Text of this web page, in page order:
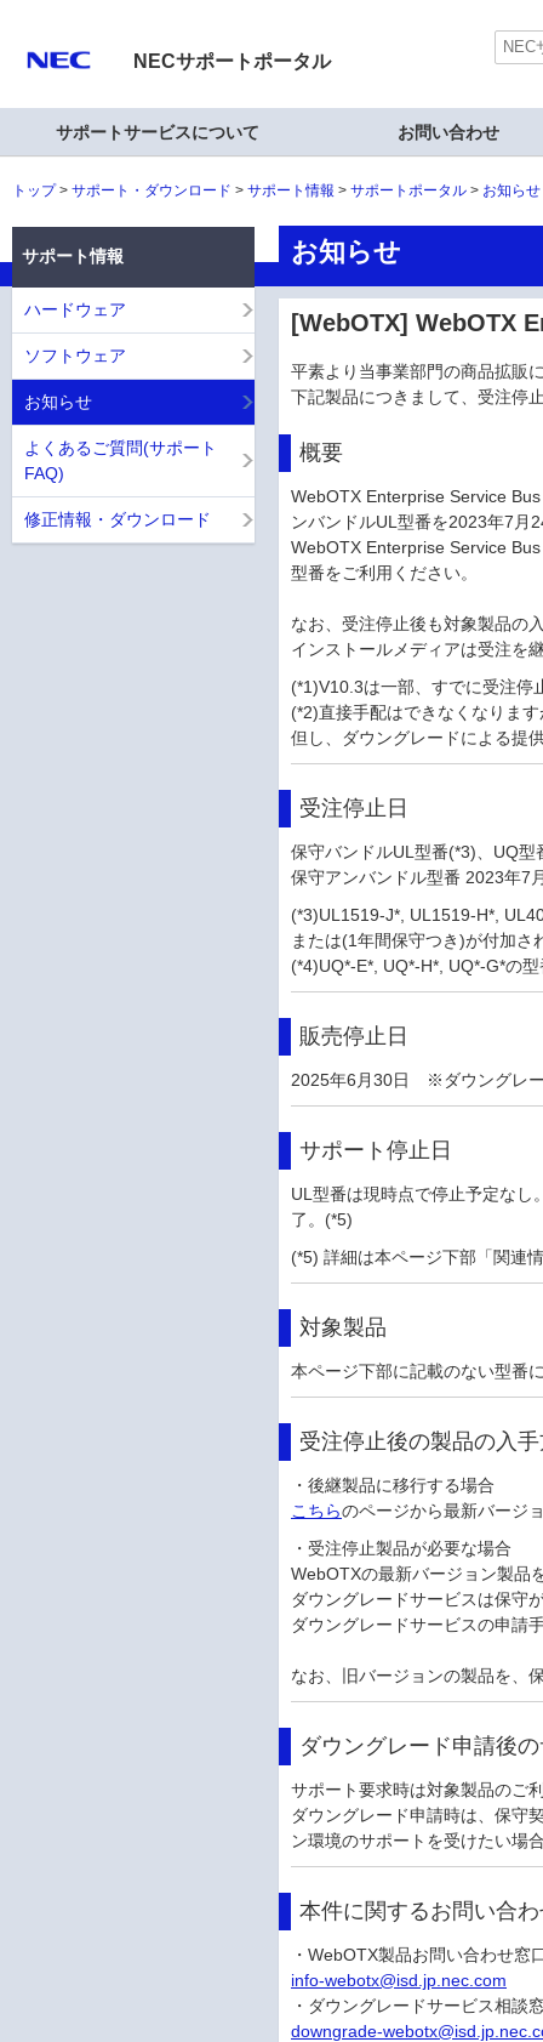
NECサポートポータル
サポートサービスについて お問い合わせ
トップ サポート・ダウンロード サポート情報 サポートポータル お知ら
お知らせ
[WebOTX] WebOTX
平素より当事業部門の商品拡販
下記製品につきまして、受注停
概要
WebOTX Enterprise Service
ンバンドルUL型番を2023年7月
WebOTX Enterprise Service
型番をご利用ください。
なお、受注停止後も対象製品の
インストールメディアは受注を
(*1)V10.3は一部、すでに受注停
(*2)直接手配はできなくなりま
但し、ダウングレードによる提
受注停止日
保守バンドルUL型番(*3)、UQ
保守アンバンドル型番 2023年7
(*3)UL1519-J*, UL1519-H*,
または(1年間保守つき)が付加さ
(*4)UQ*-E*, UQ*-H*, UQ*-G*の
販売停止日
2025年6月30日 ※ダウングレ
サポート停止日
UL型番は現時点で停止予定な
了。(*5)
(*5) 詳細は本ページ下部「関連
対象製品
本ページ下部に記載のない型番
受注停止後の製品の入
・後継製品に移行する場合
こちらのページから最新バージ
・受注停止製品が必要な場合
WebOTXの最新バージョン製品
ダウングレードサービスは保守
ダウングレードサービスの申請
なお、旧バージョンの製品を、
ダウングレード申請後
サポート要求時は対象製品のご
ダウングレード申請時は、保守
ン環境のサポートを受けたい場
本件に関するお問い合
・WebOTX製品お問い合わせ窓
info-webotx@isd.jp.nec.com
・ダウングレードサービス相談
downgrade-
サポート情報
ハードウェア
ソフトウェア
お知らせ
よくあるご質問(サポート
FAQ)
修正情報・ダウンロード